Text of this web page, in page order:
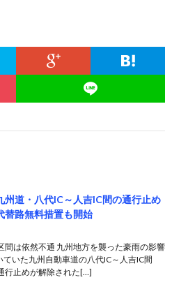
州道・八代IC～人吉IC間の通行止め
替路無料措置も開始
間は依然不通 九州地方を襲った豪雨の影響
いた九州自動車道の八代IC～人吉IC間
行止めが解除された[…]